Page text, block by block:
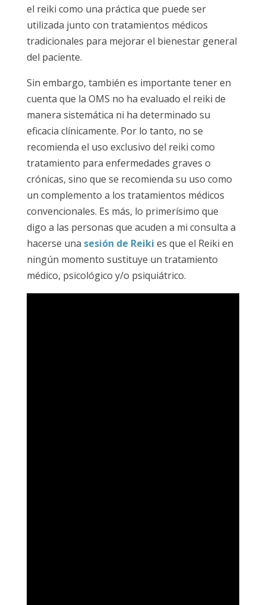
el reiki como una práctica que puede ser
utilizada junto con tratamientos médicos
tradicionales para mejorar el bienestar general
del paciente.
Sin embargo, también es importante tener en
cuenta que la OMS no ha evaluado el reiki de
manera sistemática ni ha determinado su
eficacia clínicamente. Por lo tanto, no se
recomienda el uso exclusivo del reiki como
tratamiento para enfermedades graves o
crónicas, sino que se recomienda su uso como
un complemento a los tratamientos médicos
convencionales. Es más, lo primerísimo que
digo a las personas que acuden a mi consulta a
hacerse una sesión de Reiki es que el Reiki en
ningún momento sustituye un tratamiento
médico, psicológico y/o psiquiátrico.